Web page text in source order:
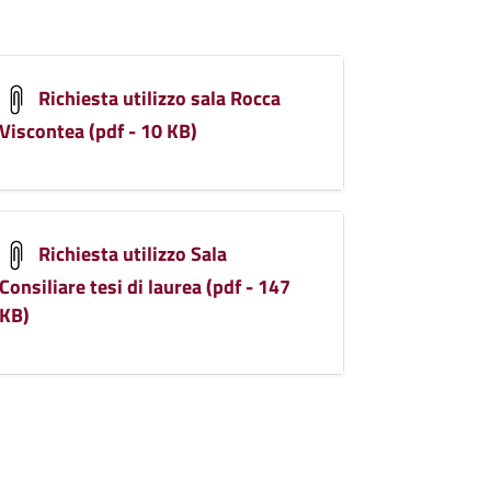
Richiesta utilizzo sala Rocca
(pdf - 10 KB)
Richiesta utilizzo Sala
tesi di laurea (pdf - 147